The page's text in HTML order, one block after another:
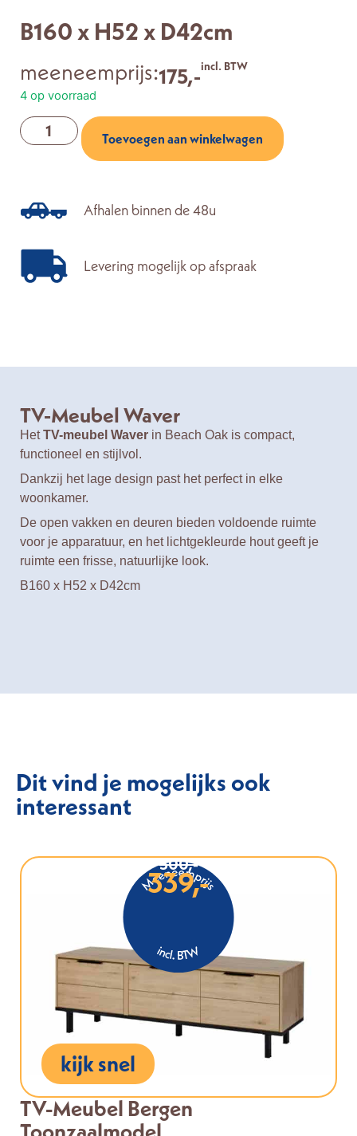
B160 x H52 x D42cm
meeneemprijs:175,-incl. BTW
4 op voorraad
Toevoegen aan winkelwagen
Afhalen binnen de 48u
Levering mogelijk op afspraak
TV-Meubel Waver
HetTV-meubel Waver in Beach Oak is compact,
functioneel en stijlvol.
Dankzij het lage design past het perfect in elke
woonkamer.
De open vakken en deuren bieden voldoende ruimte
voor je apparatuur, en het lichtgekleurde hout geeft je
ruimte een frisse, natuurlijke look.
B160 x H52 x D42cm
Dit vind je mogelijks ook
interessant
500,-
339,-
kijk snel
TV-Meubel Bergen